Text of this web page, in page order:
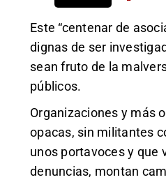
Este “centenar de
dignas de ser
sean fruto de la
públicos.
Organizaciones y más
opacas, sin militantes
unos portavoces y que
denuncias, montan